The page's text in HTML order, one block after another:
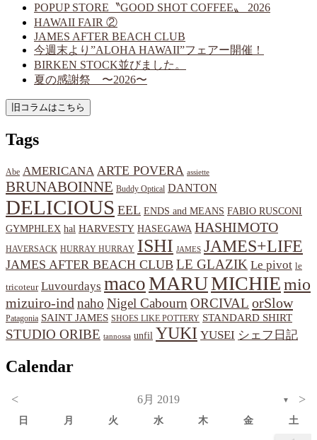
POPUP STORE〝GOOD SHOT COFFEE〟 2026
HAWAII FAIR ②
JAMES AFTER BEACH CLUB
今週末より”ALOHA HAWAII”フェアー開催！
BIRKEN STOCK並びました。
夏の感謝祭 〜2026〜
Tags
Abe AMERICANA ARTE POVERA assiette
BRUNABOINNE Buddy Optical DANTON
DELICIOUS EEL ENDS and MEANS FABIO RUSCONI
GYMPHLEX hal HARVESTY HASEGAWA HASHIMOTO
HAVERSACK HURRAY HURRAY ISHI JAMES JAMES+LIFE
JAMES AFTER BEACH CLUB LE GLAZIK Le pivot le
tricoteur Luvourdays macoMARUMICHIEmio
mizuiro-ind naho Nigel Cabourn ORCIVAL orSlow
Patagonia SAINT JAMES SHOES LIKE POTTERY STANDARD SHIRT
STUDIO ORIBE tannossa unfil YUKI YUSEI シェフ日記
Calendar
< 6月 2019 ▼ >
日 月 火 水 木 金 土